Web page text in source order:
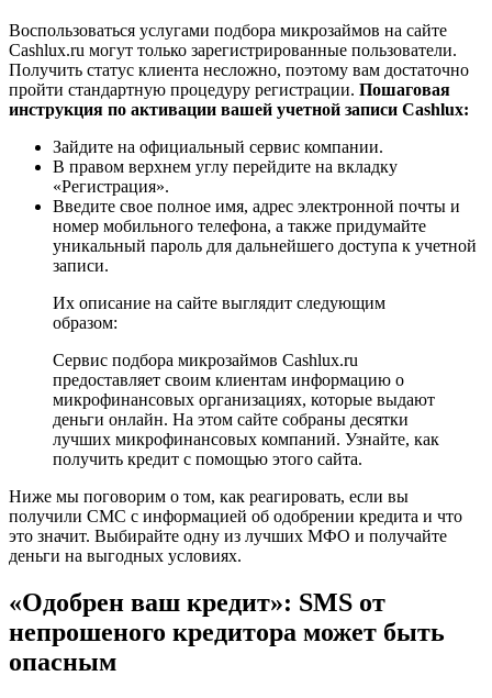
Воспользоваться услугами подбора микрозаймов на сайте
Cashlux.ru могут только зарегистрированные пользователи.
Получить статус клиента несложно, поэтому вам достаточно
пройти стандартную процедуру регистрации. Пошаговая
инструкция по активации вашей учетной записи Cashlux:
Зайдите на официальный сервис компании.
В правом верхнем углу перейдите на вкладку
«Регистрация».
Введите свое полное имя, адрес электронной почты и
номер мобильного телефона, а также придумайте
уникальный пароль для дальнейшего доступа к учетной
записи.
Их описание на сайте выглядит следующим
образом:
Сервис подбора микрозаймов Cashlux.ru
предоставляет своим клиентам информацию о
микрофинансовых организациях, которые выдают
деньги онлайн. На этом сайте собраны десятки
лучших микрофинансовых компаний. Узнайте, как
получить кредит с помощью этого сайта.
Ниже мы поговорим о том, как реагировать, если вы
получили СМС с информацией об одобрении кредита и что
это значит. Выбирайте одну из лучших МФО и получайте
деньги на выгодных условиях.
«Одобрен ваш кредит»: SMS от
непрошеного кредитора может быть
опасным